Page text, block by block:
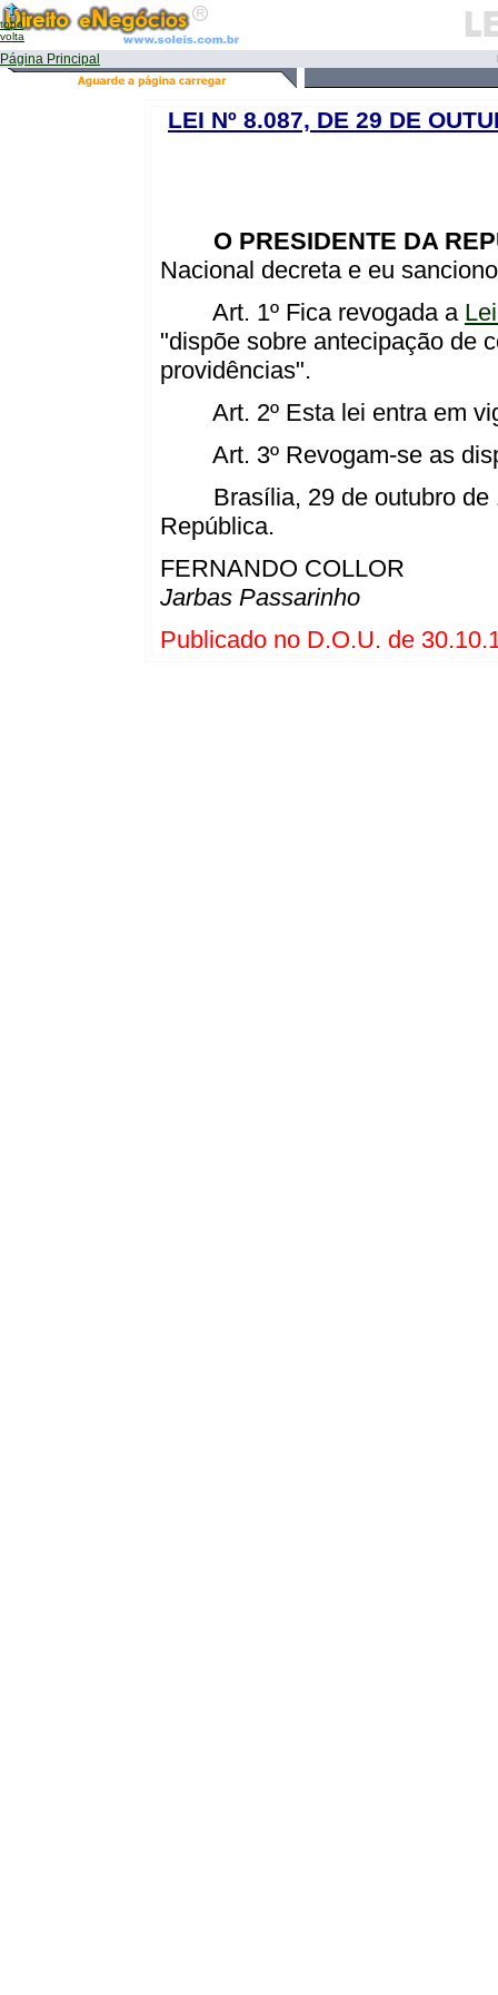
topo
volta
Página Principal
LEI Nº 8.087, DE 29 DE
O PRESIDENTE DA
Nacional decreta e eu
Art. 1º Fica revogada a
"dispõe sobre antecipação de
providências".
Art. 2º Esta lei entra em
Art. 3º Revogam-se as
Brasília, 29 de outubro de
República.
FERNANDO COLLOR
Jarbas Passarinho
Publicado no D.O.U. de